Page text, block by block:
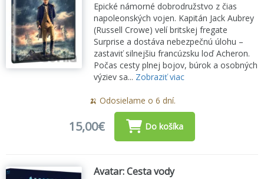
Epické námorné dobrodružstvo z čias
napoleonských vojen. Kapitán Jack Aubrey
(Russell Crowe) velí britskej fregate
Surprise a dostáva nebezpečnú úlohu –
zastaviť silnejšiu francúzsku loď Acheron.
Počas cesty plnej bojov, búrok a osobných
výziev sa... Zobraziť viac
🍌 Odosielame o 6 dní.
15,00€ Do košíka
Avatar: Cesta vody